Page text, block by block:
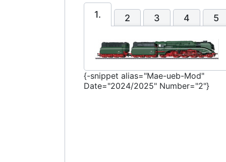
1. 2 3 4 5
{-snippet alias="Mae-ueb-Mod"
Date="2024/2025" Number="2"}